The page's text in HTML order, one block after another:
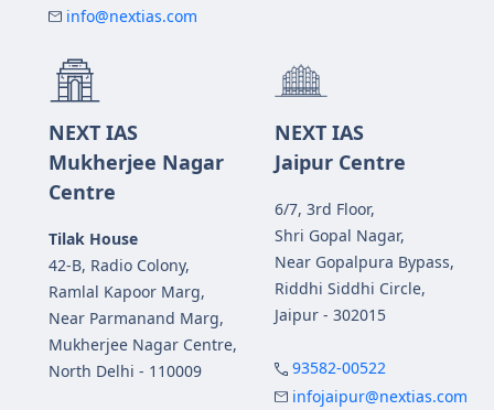
info@nextias.com
NEXT IAS
Mukherjee Nagar
Centre
Tilak House
42-B, Radio Colony,
Ramlal Kapoor Marg,
Near Parmanand Marg,
Mukherjee Nagar Centre,
North Delhi - 110009
NEXT IAS
Jaipur Centre
6/7, 3rd Floor,
Shri Gopal Nagar,
Near Gopalpura Bypass,
Riddhi Siddhi Circle,
Jaipur - 302015
93582-00522
infojaipur@nextias.com